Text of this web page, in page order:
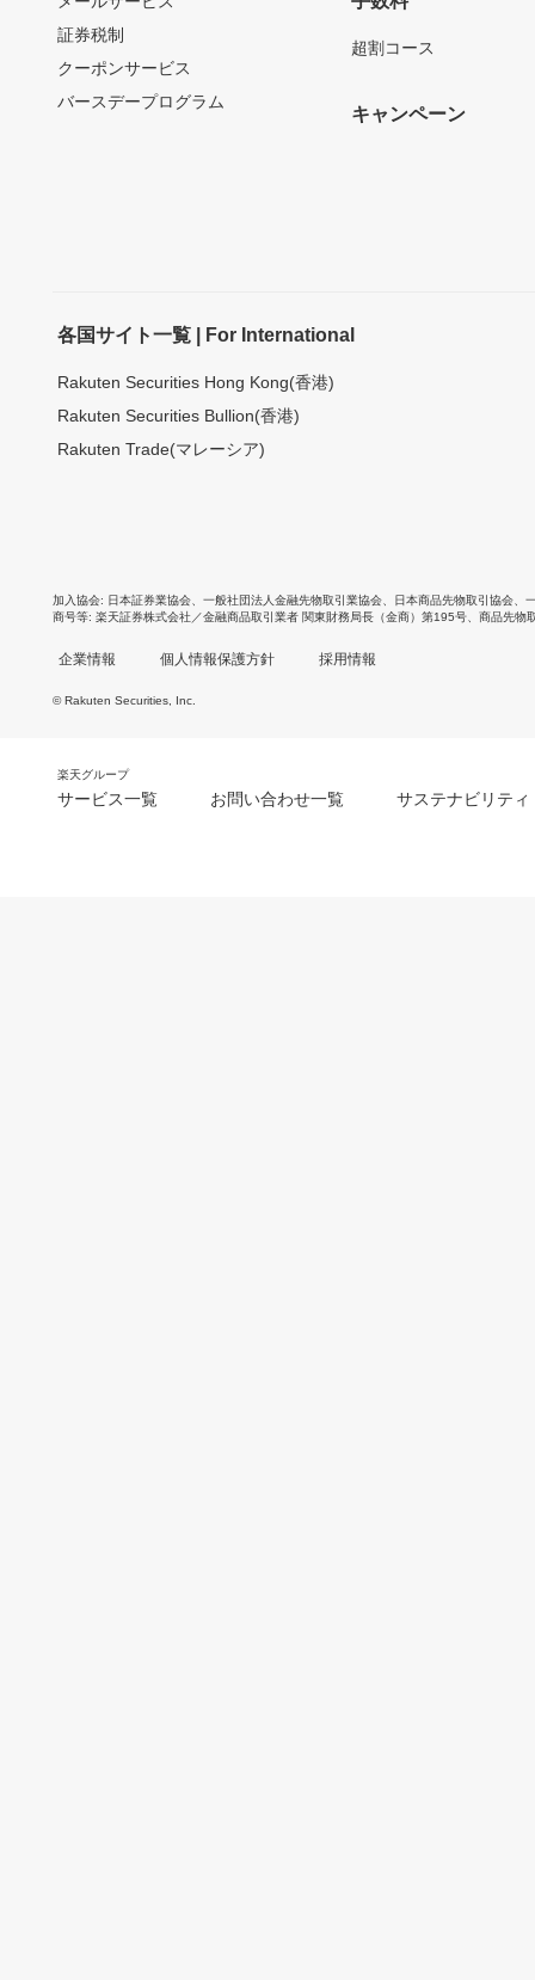
証券税制
クーポンサービス
バースデープログラム
超割コース
キャンペーン
各国サイト一覧 | For International
Rakuten Securities Hong Kong(香港)
Rakuten Securities Bullion(香港)
Rakuten Trade(マレーシア)
加入協会 日本証券業協会 一般社団法人金融先物取引業協会 日本商品先物取引協会
商号等 楽天証券株式会社／金融商品取引業者 関東財務局長（金商）第195号、商品先物
企業情報 個人情報保護方針 採用情報
© Rakuten Securities, Inc.
楽天グループ
サービス一覧 お問い合わせ一覧 サステナビリティ